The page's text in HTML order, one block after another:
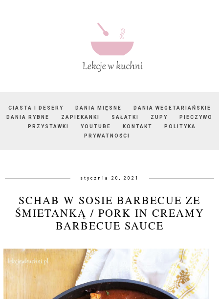
CIASTA I DESERY DANIA MIĘSNE
DANIA WEGETARIAŃSKIE
DANIA RYBNE
ZAPIEKANKI SAŁATKI ZUPY
PIECZYWO
PRZYSTAWKI
YOUTUBE KONTAKT
POLITYKA
PRYWATNOŚCI
stycznia 20, 2021
SCHAB W SOSIE BARBECUE ZE
ŚMIETANKĄ / PORK IN CREAMY
BARBECUE SAUCE